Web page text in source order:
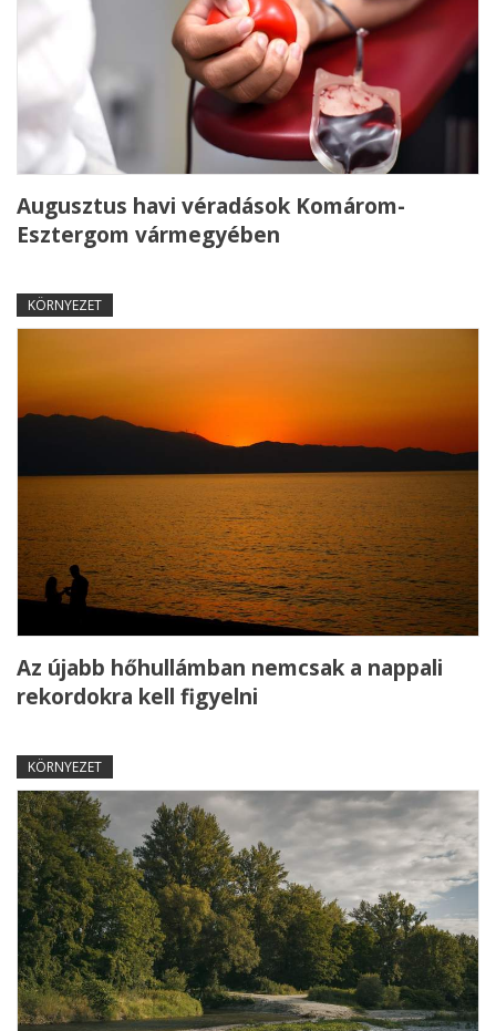
Augusztus havi véradások Komárom-
Esztergom vármegyében
KÖRNYEZET
Az újabb hőhullámban nemcsak a nappali
rekordokra kell figyelni
KÖRNYEZET